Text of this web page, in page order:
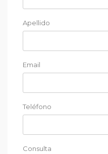
Apellido
Email
Teléfono
Consulta